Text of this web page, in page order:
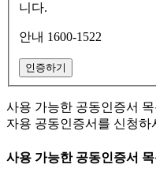
니다.
안내 1600-1522
인증하기
사용 가능한 공동인증서
자용 공동인증서를 신청하
사용 가능한 공동인증서